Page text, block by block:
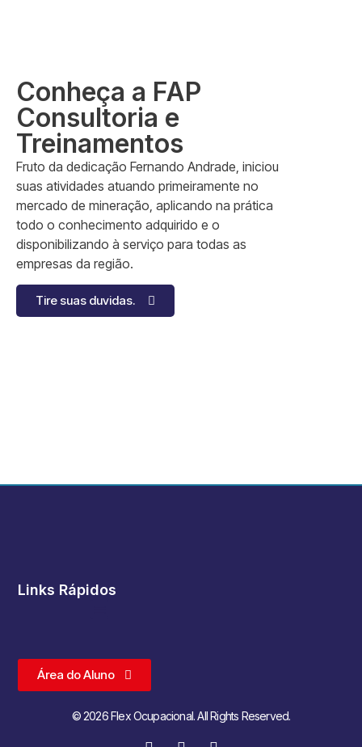
Conheça a FAP
Consultoria e
Treinamentos
Fruto da dedicação Fernando Andrade, iniciou
suas atividades atuando primeiramente no
mercado de mineração, aplicando na prática
todo o conhecimento adquirido e o
disponibilizando à serviço para todas as
empresas da região.
Tire suas duvidas.
Links Rápidos
Área do Aluno
© 2026 Flex Ocupacional. All Rights Reserved.